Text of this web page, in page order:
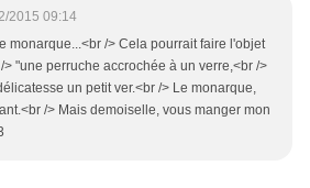
2015 09:14
monarque...<br /> Cela pourrait faire l'objet
> "une perruche accrochée à un verre,<br />
un petit ver.<br /> Le monarque,
/> Mais demoiselle, vous manger mon